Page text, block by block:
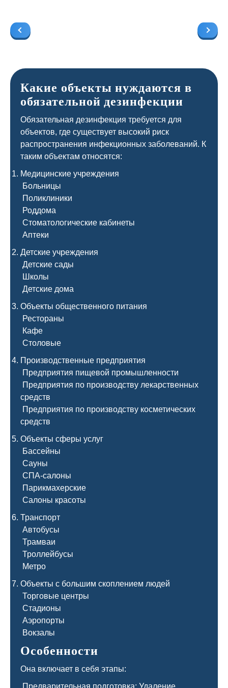
Какие объекты нуждаются в
обязательной дезинфекции
Обязательная дезинфекция требуется для
объектов, где существует высокий риск
распространения инфекционных заболеваний. К
таким объектам относятся:
Медицинские учреждения
Больницы
Поликлиники
Роддома
Стоматологические кабинеты
Аптеки
Детские учреждения
Детские сады
Школы
Детские дома
Объекты общественного питания
Рестораны
Кафе
Столовые
Производственные предприятия
Предприятия пищевой промышленности
Предприятия по производству лекарственных
средств
Предприятия по производству косметических
средств
Объекты сферы услуг
Бассейны
Сауны
СПА-салоны
Парикмахерские
Салоны красоты
Транспорт
Автобусы
Трамваи
Троллейбусы
Метро
Объекты с большим скоплением людей
Торговые центры
Стадионы
Аэропорты
Вокзалы
Особенности
Она включает в себя этапы:
Предварительная подготовка: Удаление